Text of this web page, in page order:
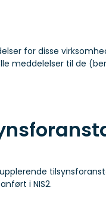
for disse
meddelelser til de
i NIS2.